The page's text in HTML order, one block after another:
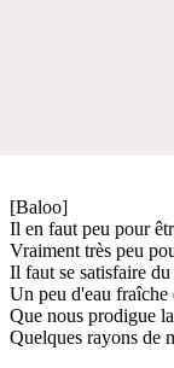
[Baloo]
Il en faut peu pour
Vraiment très peu
Il faut se satisfaire du
Un peu d'eau fraîche
Que nous prodigue
Quelques rayons de